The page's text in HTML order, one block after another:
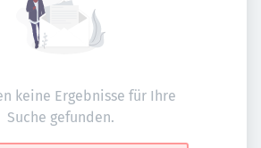
keine Ergebnisse für Ihre
Suche gefunden.